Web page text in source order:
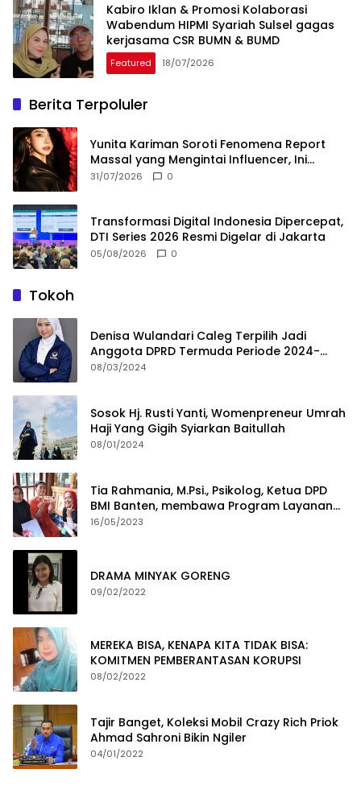
Kabiro Iklan & Promosi Kolaborasi
Wabendum HIPMI Syariah Sulsel gagas
kerjasama CSR BUMN & BUMD
Featured 18/07/2026
Berita Terpoluler
Yunita Kariman Soroti Fenomena Report
Massal yang Mengintai Influencer, Ini
Langkah Proteksi Akun yang Perlu Diketahui
31/07/2026 0
Transformasi Digital Indonesia Dipercepat,
DTI Series 2026 Resmi Digelar di Jakarta
05/08/2026 0
Tokoh
Denisa Wulandari Caleg Terpilih Jadi
Anggota DPRD Termuda Periode 2024-
2029
08/03/2024
Sosok Hj. Rusti Yanti, Womenpreneur Umrah
Haji Yang Gigih Syiarkan Baitullah
08/01/2024
Tia Rahmania, M.Psi., Psikolog, Ketua DPD
BMI Banten, membawa Program Layanan
Pembuatan Dokumen Kependudukan
16/05/2023
DRAMA MINYAK GORENG
09/02/2022
MEREKA BISA, KENAPA KITA TIDAK BISA:
KOMITMEN PEMBERANTASAN KORUPSI
08/02/2022
Tajir Banget, Koleksi Mobil Crazy Rich Priok
Ahmad Sahroni Bikin Ngiler
04/01/2022